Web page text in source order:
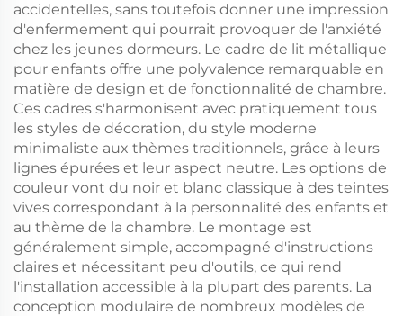
accidentelles, sans toutefois donner une impression
d'enfermement qui pourrait provoquer de l'anxiété
chez les jeunes dormeurs. Le cadre de lit métallique
pour enfants offre une polyvalence remarquable en
matière de design et de fonctionnalité de chambre.
Ces cadres s'harmonisent avec pratiquement tous
les styles de décoration, du style moderne
minimaliste aux thèmes traditionnels, grâce à leurs
lignes épurées et leur aspect neutre. Les options de
couleur vont du noir et blanc classique à des teintes
vives correspondant à la personnalité des enfants et
au thème de la chambre. Le montage est
généralement simple, accompagné d'instructions
claires et nécessitant peu d'outils, ce qui rend
l'installation accessible à la plupart des parents. La
conception modulaire de nombreux modèles de